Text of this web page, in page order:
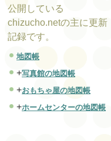
公開している
chizucho.netの主に更新
記録です。
地図帳
+写真館の地図帳
+おもちゃ屋の地図帳
+ホームセンターの地図帳